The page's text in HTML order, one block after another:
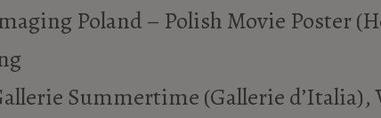
Poland – Polish Movie Poster
Summertime (Gallerie d’Italia),